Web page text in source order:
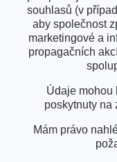
souhlasů (v
aby společnost
marketingové a
propagačních
Údaje mohou
poskytnuty na
Mám právo